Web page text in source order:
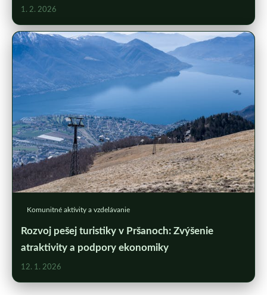
1. 2. 2026
Komunitné aktivity a vzdelávanie
Rozvoj pešej turistiky v Pršanoch: Zvýšenie
atraktivity a podpory ekonomiky
12. 1. 2026